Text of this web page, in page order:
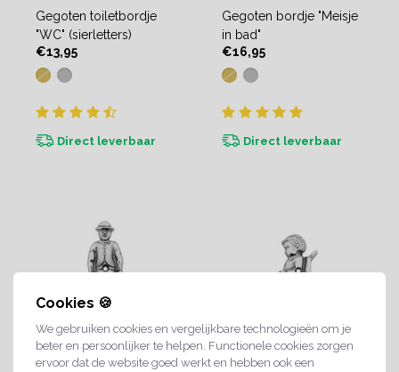
Cookies 🍪
We gebruiken cookies en vergelijkbare technologieën om je
beter en persoonlijker te helpen. Functionele cookies zorgen
ervoor dat de website goed werkt en hebben ook een
Gegoten toiletbordje
"WC" (sierletters)
€13,95
Direct leverbaar
Gegoten bordje "Meisje
in bad"
€16,95
Direct leverbaar